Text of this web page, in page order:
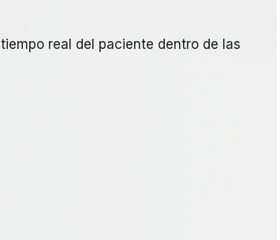
real del paciente dentro de las